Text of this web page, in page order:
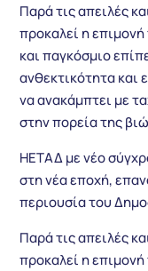
Παρά τις απειλές
προκαλεί η
και παγκόσμιο
ανθεκτικότητα και
να ανακάμπτει με
στην πορεία της
ΗΕΤΑΔ με νέο
στη νέα εποχή,
περιουσία του
Παρά τις απειλές
προκαλεί η